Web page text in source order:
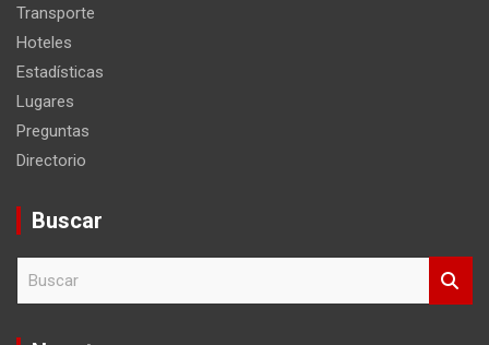
Transporte
Hoteles
Estadísticas
Lugares
Preguntas
Directorio
Buscar
c